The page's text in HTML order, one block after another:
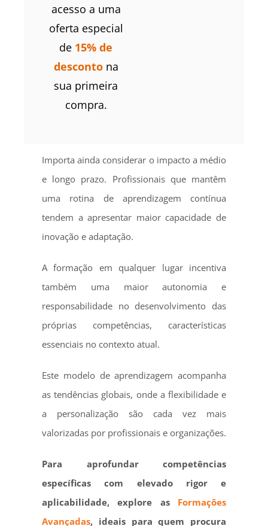
acesso a uma
oferta especial
de 15% de
desconto na
sua primeira
compra.
Importa ainda considerar o impacto a médio
e longo prazo. Profissionais que mantêm
uma rotina de aprendizagem contínua
tendem a apresentar maior capacidade de
inovação e adaptação.
A formação em qualquer lugar incentiva
também uma maior autonomia e
responsabilidade no desenvolvimento das
próprias competências, características
essenciais no contexto atual.
Este modelo de aprendizagem acompanha
as tendências globais, onde a flexibilidade e
a personalização são cada vez mais
valorizadas por profissionais e organizações.
Para aprofundar competências
específicas com elevado rigor e
aplicabilidade, explore as Formações
Avançadas, ideais para quem procura